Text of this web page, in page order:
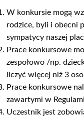
W konkursie mogą
rodzice, byli i obecni
sympatycy naszej
Prace konkursowe
zespołowo /np.
liczyć więcej niż 3
Prace konkursowe
zawartymi w
Uczestnik jest